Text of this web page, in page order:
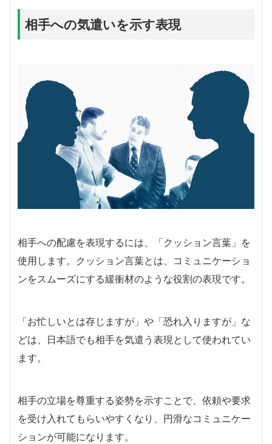
相手への気遣いを示す表現
相手への配慮を表現するには、「クッション言葉」を
使用します。クッション言葉とは、コミュニケーショ
ンをスムーズにする緩衝材のような役割の表現です。
「お忙しいとは存じますが」や「恐れ入りますが」な
どは、日本語でも相手を気遣う表現として使われてい
ます。
相手の立場を尊重する姿勢を示すことで、依頼や要求
を受け入れてもらいやすくなり、円滑なコミュニケー
ションが可能になります。